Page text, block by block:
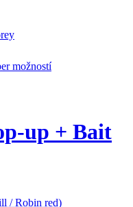
možností
up + Bait